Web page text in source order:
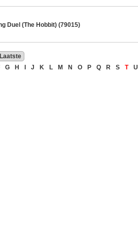
Duel (The Hobbit) (79015)
Laatste
G H J K L M N O P Q R S T U